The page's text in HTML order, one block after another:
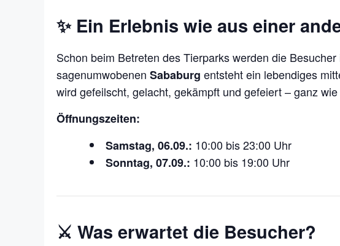
✨ Ein Erlebnis wie aus einer
Schon beim Betreten des Tierparks werden die
sagenumwobenen Sababurg entsteht ein lebendiges
wird gefeilscht, gelacht, gekämpft und gefeiert – ganz
Öffnungszeiten:
Samstag, 06.09.: 10:00 bis 23:00 Uhr
Sonntag, 07.09.: 10:00 bis 19:00 Uhr
⚔️ Was erwartet die Besucher?